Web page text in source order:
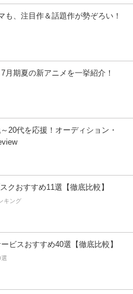
も、注目作＆話題作が勢ぞろい！
7月期夏の新アニメを一挙紹介！
20代を応援！オーディション・
クおすすめ11選【徹底比較】
キング
ビスおすすめ40選【徹底比較】